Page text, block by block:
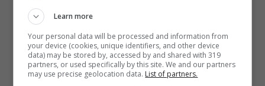
insieme all’assessore alle Politiche sociali,
Massimiliano Bugni.
Nel 2023, bonus nascite era stato erogato
Learn more
Your personal data will be processed and information from
your device (cookies, unique identifiers, and other device
data) may be stored by, accessed by and shared with 319
partners, or used specifically by this site. We and our partners
may use precise geolocation data. List of partners.